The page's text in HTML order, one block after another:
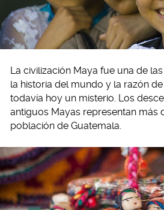
La civilización Maya fue una de
la historia del mundo y la razón
todavía hoy un misterio. Los
antiguos Mayas representan más
población de Guatemala.